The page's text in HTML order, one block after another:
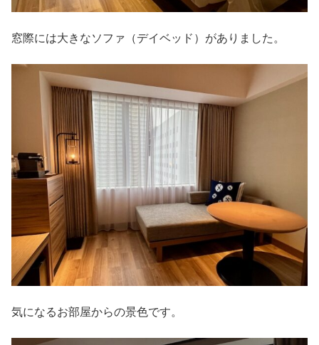
窓際には大きなソファ（デイベッド）がありました。
気になるお部屋からの景色です。